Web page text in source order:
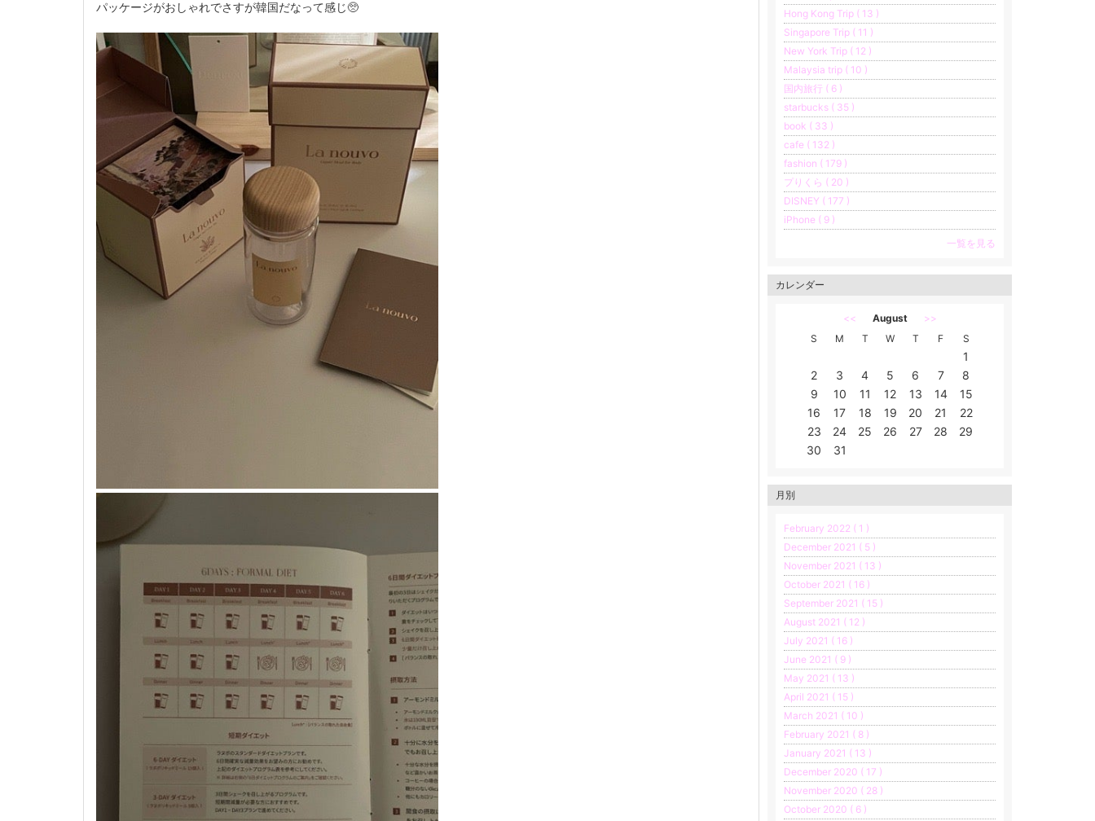
パッケージがおしゃれでさすが韓国だなって感じ🥺
Hong Kong Trip ( 13 )
Singapore Trip ( 11 )
New York Trip ( 12 )
Malaysia trip ( 10 )
国内旅行 ( 6 )
starbucks ( 35 )
book ( 33 )
cafe ( 132 )
fashion ( 179 )
プりくら ( 20 )
DISNEY ( 177 )
iPhone ( 9 )
一覧を見る
カレンダー
<< August
>>
S
M T W T F S
1
2
3 4 5 6 7
8
9
10 11 12 13 14
15
16
17 18 19 20 21
22
23
24 25 26 27 28
29
30
31
月別
February 2022 ( 1 )
December 2021 ( 5 )
November 2021 ( 13 )
October 2021 ( 16 )
September 2021 ( 15 )
August 2021 ( 12 )
July 2021 ( 16 )
June 2021 ( 9 )
May 2021 ( 13 )
April 2021 ( 15 )
March 2021 ( 10 )
February 2021 ( 8 )
January 2021 ( 13 )
December 2020 ( 17 )
November 2020 ( 28 )
October 2020 ( 6 )